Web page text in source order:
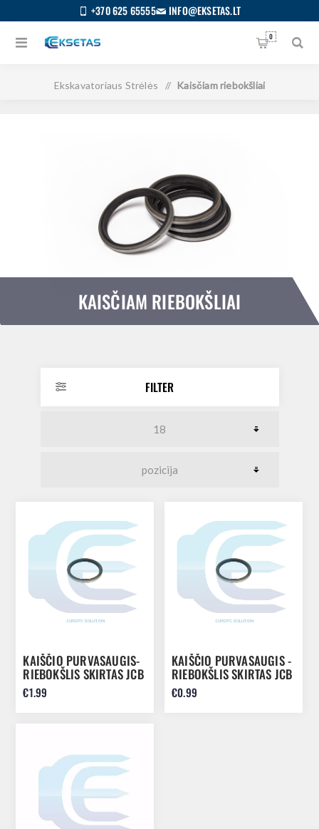
+370 625 65555 INFO@EKSETAS.LT
0
Ekskavatoriaus Strėlės / Kaisčiam riebokšliai
KAISČIAM RIEBOKŠLIAI
FILTER
KAIŠČIO PURVASAUGIS-
RIEBOKŠLIS SKIRTAS JCB
45X55X4 813/00425
€1.99
KAIŠČIO PURVASAUGIS -
RIEBOKŠLIS SKIRTAS JCB
50MM 813/00426
€0.99